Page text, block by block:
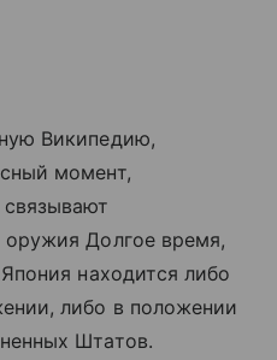
Википедию,
момент,
Долгое время,
находится либо
либо в положении
Штатов.